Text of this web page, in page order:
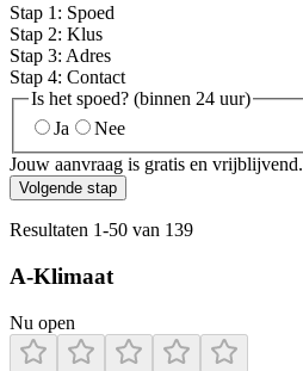
Stap 1 : Spoed
Stap 2: Klus
Stap 3: Adres
Stap 4: Contact
Is het spoed? (binnen 24 uur)
Ja
Nee
Jouw aanvraag is gratis en vrijblijvend.
Volgende stap
Resultaten 1-50 van 139
A-Klimaat
Nu open